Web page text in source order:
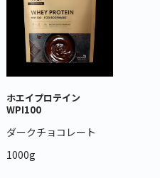
ホエイプロテイン
WPI100
ダークチョコレート
1000g